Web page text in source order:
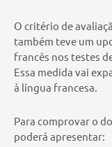
O critério de
também teve um
francês nos testes
Essa medida vai
à língua francesa.
Para comprovar o
poderá apresentar: